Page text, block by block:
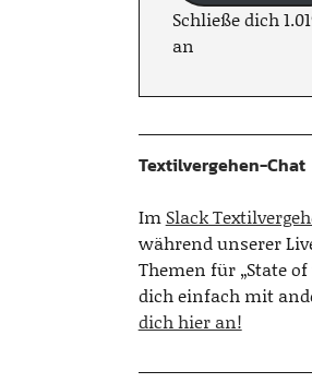
Schließe dich
an
Textilvergehen-Chat
Im Slack
während unserer
Themen für „State
dich einfach mit
dich hier an!